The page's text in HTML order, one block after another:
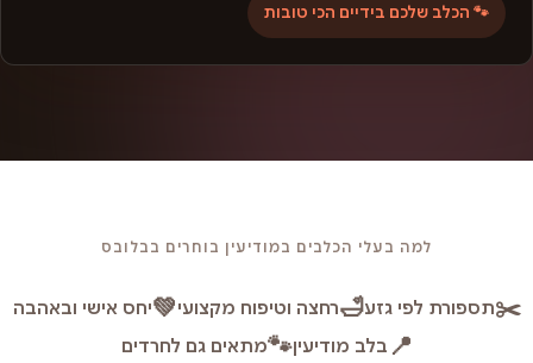
🐾 הכלב שלכם בידיים הכי טובות
למה בעלי הכלבים במודיעין בוחרים בבלובס
✂️תספורת לפי גזע🛁רחצה וטיפוח מקצועי💚יחס אישי ובאהבה
📍 בלב מודיעין🐾מתאים גם לחרדים